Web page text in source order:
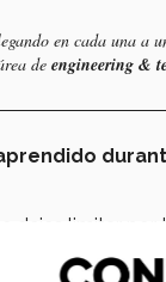
en cada una a
de engineering &
limitar por